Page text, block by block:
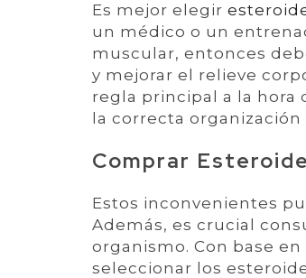
Es mejor elegir
un médico o un
muscular, entonces
y mejorar el relieve
regla principal a la hora
la correcta organización
Comprar
Estos inconvenientes
Además, es crucial
organismo. Con base
seleccionar los